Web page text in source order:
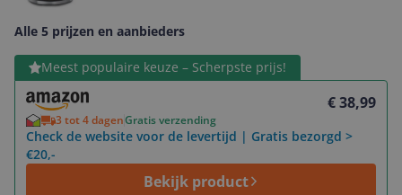
Alle 5 prijzen en aanbieders
Meest populaire keuze – Scherpste prijs!
€ 38,99
3 tot 4 dagenGratis verzending
Check de website voor de levertijd | Gratis bezorgd >
€20,-
Bekijk product
Bekijk product